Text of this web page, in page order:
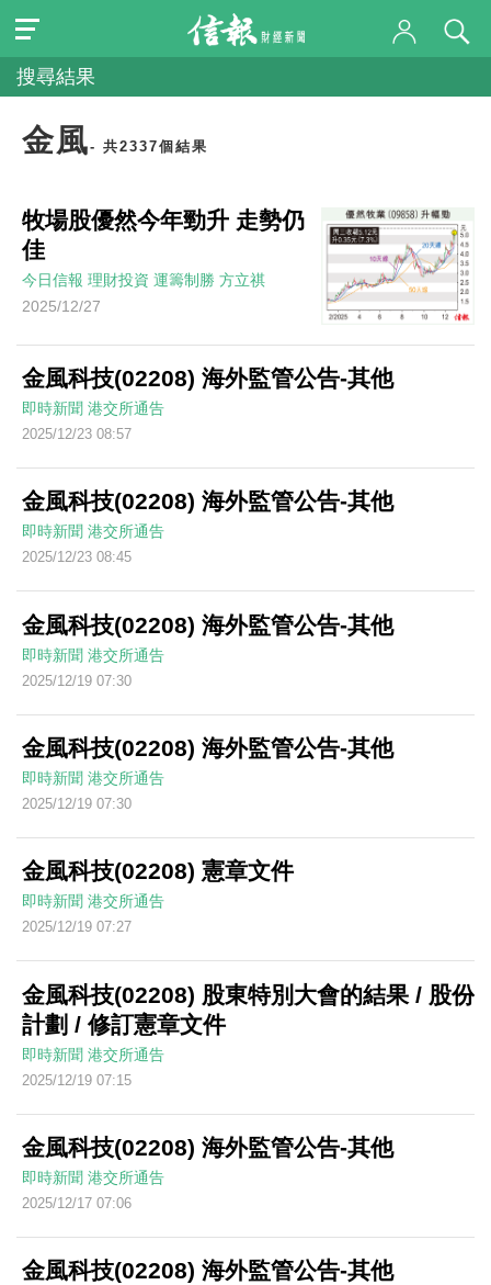
搜尋結果
金風- 共2337個結果
牧場股優然今年勁升 走勢仍
佳
今日信報 理財投資 運籌制勝 方立祺
2025/12/27
金風科技(02208) 海外監管公告-其他
即時新聞 港交所通告
2025/12/23 08:57
金風科技(02208) 海外監管公告-其他
即時新聞 港交所通告
2025/12/23 08:45
金風科技(02208) 海外監管公告-其他
即時新聞 港交所通告
2025/12/19 07:30
金風科技(02208) 海外監管公告-其他
即時新聞 港交所通告
2025/12/19 07:30
金風科技(02208) 憲章文件
即時新聞 港交所通告
2025/12/19 07:27
金風科技(02208) 股東特別大會的結果 / 股份
計劃 / 修訂憲章文件
即時新聞 港交所通告
2025/12/19 07:15
金風科技(02208) 海外監管公告-其他
即時新聞 港交所通告
2025/12/17 07:06
金風科技(02208) 海外監管公告-其他